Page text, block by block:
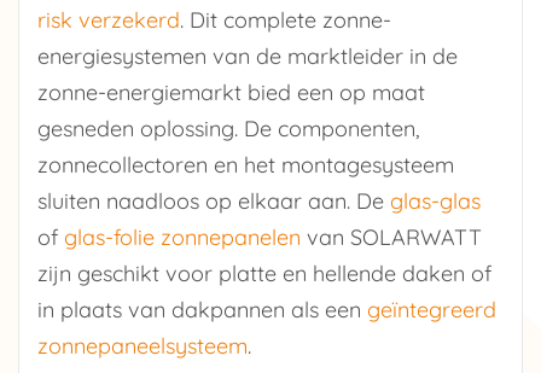
risk verzekerd. Dit complete zonne-
energiesystemen van de marktleider in de
zonne-energiemarkt bied een op maat
gesneden oplossing. De componenten,
zonnecollectoren en het montagesysteem
sluiten naadloos op elkaar aan. De glas-glas
of glas-folie zonnepanelen van SOLARWATT
zijn geschikt voor platte en hellende daken of
in plaats van dakpannen als een geïntegreerd
zonnepaneelsysteem.